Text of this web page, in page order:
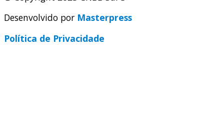
Desenvolvido por Masterpress
Política de Privacidade